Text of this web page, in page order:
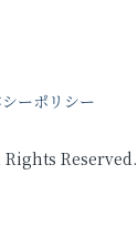
ーポリシー
Rights Reserved.